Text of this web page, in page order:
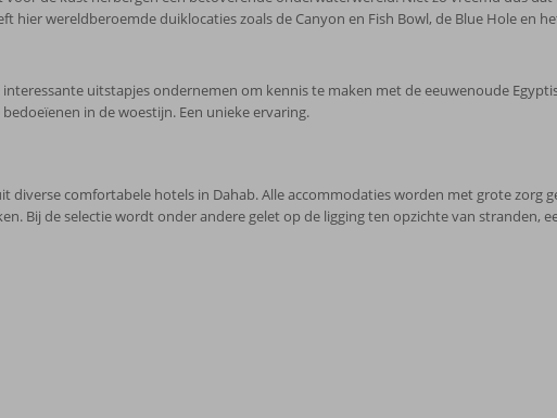
hier wereldberoemde duiklocaties zoals de Canyon en Fish Bowl, de Blue Hole en
uitstapjes ondernemen om kennis te maken met de eeuwenoude
in de woestijn. Een unieke ervaring.
diverse comfortabele hotels in Dahab. Alle accommodaties worden met grote zorg
Bij de selectie wordt onder andere gelet op de ligging ten opzichte van stranden,